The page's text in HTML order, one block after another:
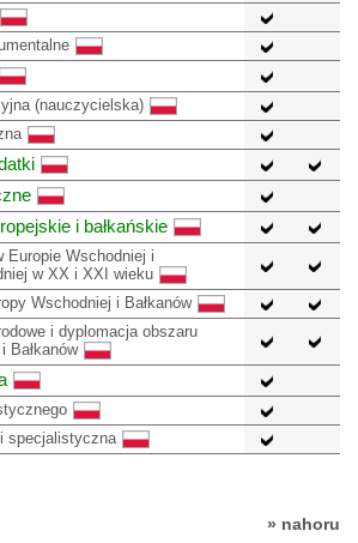
(nauczycielska)
i bałkańskie
Europie Wschodniej i
w XX i XXI wieku
Wschodniej i Bałkanów
i dyplomacja obszaru
Bałkanów
specjalistyczna
» nahoru